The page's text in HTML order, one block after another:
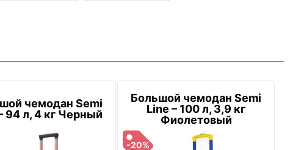
чемодан Semi
94 л, 4 кг Черный
Большой чемодан Semi
Line – 100 л, 3,9 кг
Фиолетовый
-20%